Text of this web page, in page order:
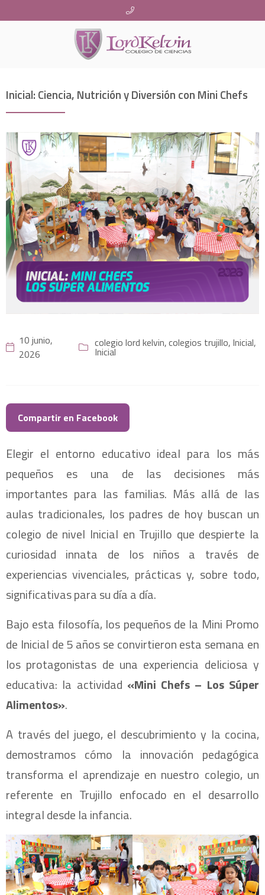
Inicial: Ciencia, Nutrición y Diversión con Mini Chefs
10 junio,
2026
colegio lord kelvin,colegios trujillo, Inicial,
Inicial
Compartir en Facebook
Elegir el entorno educativo ideal para los más
pequeños es una de las decisiones más
importantes para las familias. Más allá de las
aulas tradicionales, los padres de hoy buscan un
colegio de nivel Inicial en Trujillo que despierte la
curiosidad innata de los niños a través de
experiencias vivenciales, prácticas y, sobre todo,
significativas para su día a día.
Bajo esta filosofía, los pequeños de la Mini Promo
de Inicial de 5 años se convirtieron esta semana en
los protagonistas de una experiencia deliciosa y
educativa: la actividad «Mini Chefs – Los Súper
Alimentos».
A través del juego, el descubrimiento y la cocina,
demostramos cómo la innovación pedagógica
transforma el aprendizaje en nuestro colegio, un
referente en Trujillo enfocado en el desarrollo
integral desde la infancia.